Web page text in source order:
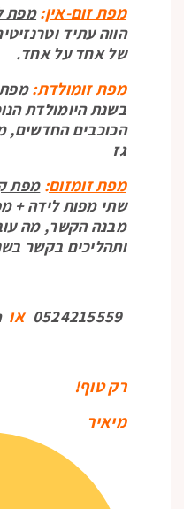
מפת זום-אין:מפת
הווה עתיד
של אחד על אחד.
מפת זומולדת: מפת
בשנת היומולדת
הכוכבים החדשים,
גז
מפת זומזום:מפת
שתי מפות לידה +
מבנה הקשר, מה
ותהליכים בקשר
0524215559 או
רק טוף!
מיאיר